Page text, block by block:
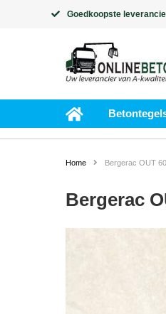
Goedkoopste
Home Bergerac OUT
Bergerac